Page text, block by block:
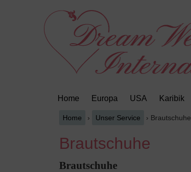
Home Europa USA Karibik
Home › Unser Service › Brautschuhe
Brautschuhe
Brautschuhe